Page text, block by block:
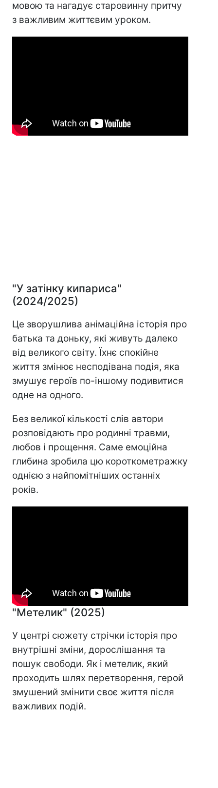
мовою та нагадує старовинну притчу
з важливим життєвим уроком.
"У затінку кипариса"
(2024/2025)
Це зворушлива анімаційна історія про
батька та доньку, які живуть далеко
від великого світу. Їхнє спокійне
життя змінює несподівана подія, яка
змушує героїв по-іншому подивитися
одне на одного.
Без великої кількості слів автори
розповідають про родинні травми,
любов і прощення. Саме емоційна
глибина зробила цю короткометражку
однією з найпомітніших останніх
років.
"Метелик" (2025)
У центрі сюжету стрічки історія про
внутрішні зміни, дорослішання та
пошук свободи. Як і метелик, який
проходить шлях перетворення, герой
змушений змінити своє життя після
важливих подій.